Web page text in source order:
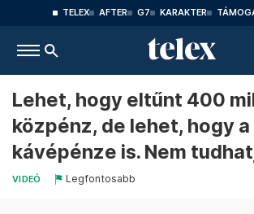
TELEX AFTER G7 KARAKTER
Lehet, hogy eltűnt 400
közpénz, de lehet, hogy
kávépénze is. Nem
VIDEÓ Legfontosabb